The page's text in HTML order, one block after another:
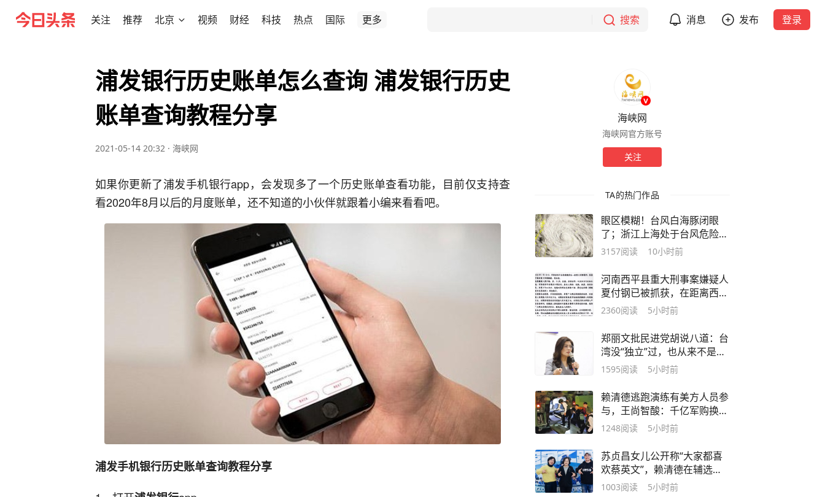
关注 推荐 北京 视频 财经 科技 热点 国际 更多 搜索 消息 发布 登录
浦发银行历史账单怎么查询 浦发银行历史
账单查询教程分享
2021-05-14 20:32 · 海峡网
如果你更新了浦发手机银行app，会发现多了一个历史账单查看功能，目前仅支持查
看2020年8月以后的月度账单，还不知道的小伙伴就跟着小编来看看吧。
浦发手机银行历史账单查询教程分享
海峡网
海峡网官方账号
关注
TA的热门作品
眼区模糊！台风白海豚闭眼
了；浙江上海处于台风危险半
圆
3157阅读 10小时前
河南西平县重大刑事案嫌疑人
夏付钢已被抓获，在距离西平
十几公里外的一片玉米地里被
2360阅读 5小时前
郑丽文批民进党胡说八道：台
湾没“独立”过，也从来不是一
个国家
1595阅读 5小时前
赖清德逃跑演练有美方人员参
与，王尚智酸：千亿军购换高
级逃生服务？
1248阅读 5小时前
苏贞昌女儿公开称“大家都喜
欢蔡英文”，赖清德在辅选中
被边缘化？
1003阅读 5小时前